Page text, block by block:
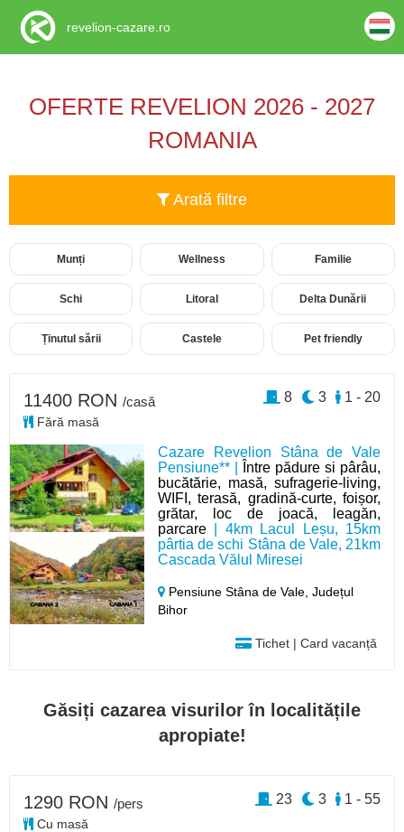
OFERTE REVELION 2026 - 2027
ROMANIA
Arată filtre
Munți Wellness Familie
Schi Litoral Delta Dunării
Ținutul sării Castele Pet friendly
Cazare Revelion Stâna de Vale
Pensiune** |
Între pădure si pârâu,
bucătărie, masă, sufragerie-living,
WIFI, terasă, gradină-curte, foișor,
grătar, loc de joacă, leagăn,
parcare | 4km Lacul Leșu, 15km
pârtia de schi Stâna de Vale, 21km
Cascada Vălul Miresei
Pensiune Stâna de Vale,Județul
Bihor
Tichet | Card vacanță
11400 RON /casă
Fără masă
1 - 20
3
8
Găsiți cazarea visurilor în localitățile
apropiate!
1290 RON /pers
Cu masă
1 - 55
3
23
revelion-cazare.ro